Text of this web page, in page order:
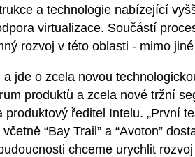
a technologie nabízející
virtualizace. Součástí
rozvoj v této oblasti - mimo
jde o zcela novou
produktů a zcela nové tržní
ředitel Intelu. „První
“Bay Trail” a “Avoton”
chceme urychlit